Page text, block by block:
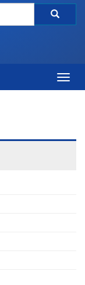
Toggle